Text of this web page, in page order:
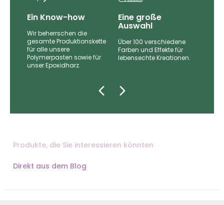
Ein Know-how
Wir beherrschen die
gesamte Produktionskette
für alle unsere
Polymerpasten sowie für
unser Epoxidharz.
Eine große
Auswahl
Über 100 verschiedene
Farben und Effekte für
lebensechte Kreationen.
Produkte, die Sie interessieren könnten
Direkt aus dem Blog